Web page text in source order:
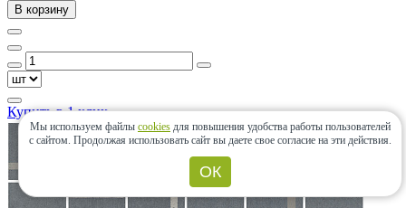
В корзину
Купить в 1 клик
Мы используем файлы cookies для повышения удобства работы пользователей
с сайтом. Продолжая использовать сайт вы даете свое согласие на эти действия.
ОК